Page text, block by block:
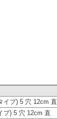
イプ) 5 穴 12cm 直
プ) 5 穴 12cm 直